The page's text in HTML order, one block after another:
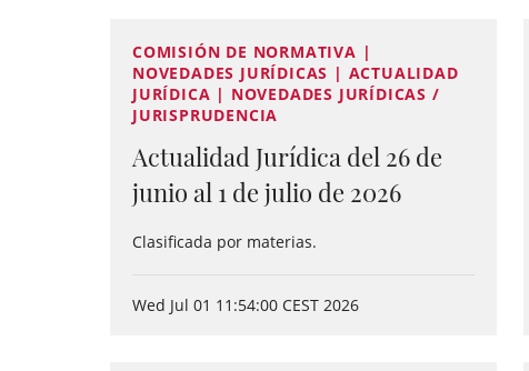
COMISIÓN DE NORMATIVA |
NOVEDADES JURÍDICAS | ACTUALIDAD
JURÍDICA | NOVEDADES JURÍDICAS /
JURISPRUDENCIA
Actualidad Jurídica del 26 de
junio al 1 de julio de 2026
Clasificada por materias.
Wed Jul 01 11:54:00 CEST 2026